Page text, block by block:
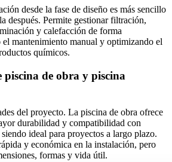
desde la fase de diseño es más sencillo
después. Permite gestionar filtración,
y calefacción de forma
mantenimiento manual y optimizando el
químicos.
piscina de obra y piscina
del proyecto. La piscina de obra ofrece
durabilidad y compatibilidad con
ideal para proyectos a largo plazo.
y económica en la instalación, pero
formas y vida útil.